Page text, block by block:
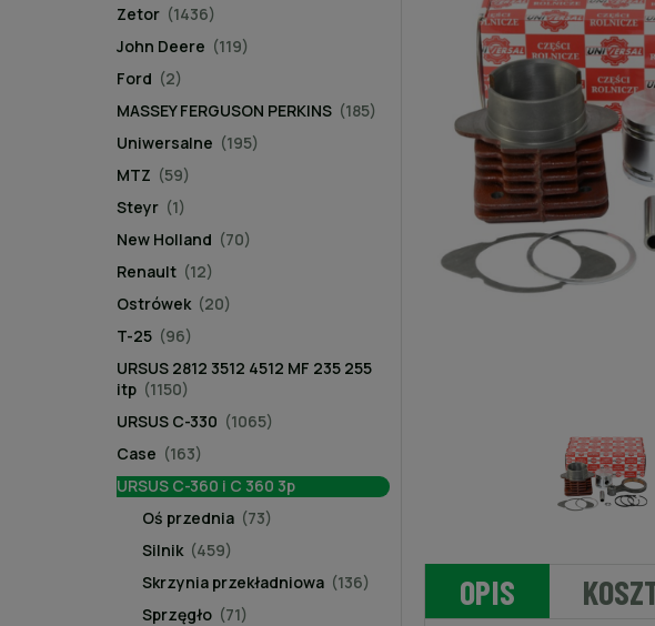
Zetor (1436)
John Deere (119)
Ford (2)
MASSEY FERGUSON PERKINS (185)
Uniwersalne (195)
MTZ (59)
Steyr (1)
New Holland (70)
Renault (12)
Ostrówek (20)
T-25 (96)
URSUS 2812 3512 4512 MF 235 255
itp (1150)
URSUS C-330 (1065)
Case (163)
URSUS C-360 i C 360 3p
Oś przednia (73)
Silnik (459)
Skrzynia przekładniowa (136)
Sprzęgło (71)
OPIS